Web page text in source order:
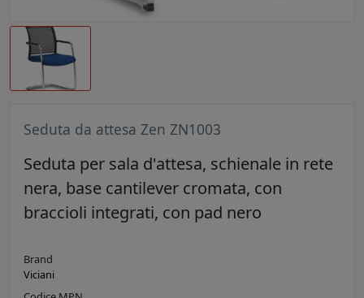
Seduta da attesa Zen ZN1003
Seduta per sala d'attesa, schienale in rete
nera, base cantilever cromata, con
braccioli integrati, con pad nero
Brand
Viciani